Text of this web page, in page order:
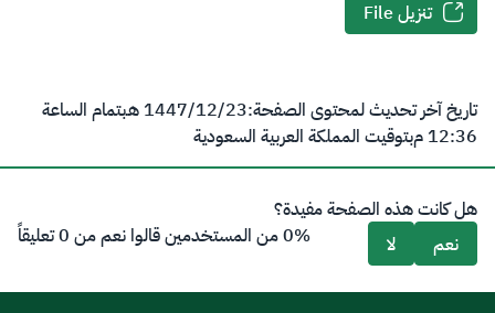
تنزيل File
تاريخ آخر تحديث لمحتوى الصفحة:23‏/12‏/1447 هـ
بتمام الساعة
12:36 م
بتوقيت المملكة العربية السعودية
هل كانت هذه الصفحة مفيدة؟
نعم
لا 0% من المستخدمين قالوا نعم من 0 تعليقاً